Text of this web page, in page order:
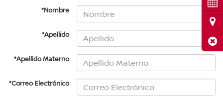
*Nombre
*Apellido
*Apellido Materno
*Correo Electrónico